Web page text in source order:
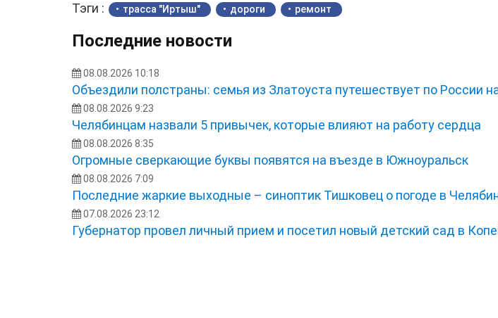
Тэги : трасса "Иртыш" дороги ремонт
Последние новости
08.08.2026 10:18
Объездили полстраны: семья из Златоуста путешествует по России
08.08.2026 9:23
Челябинцам назвали 5 привычек, которые влияют на работу сердца
08.08.2026 8:35
Огромные сверкающие буквы появятся на въезде в Южноуральск
08.08.2026 7:09
Последние жаркие выходные – синоптик Тишковец о погоде в
07.08.2026 23:12
Губернатор провел личный прием и посетил новый детский сад в